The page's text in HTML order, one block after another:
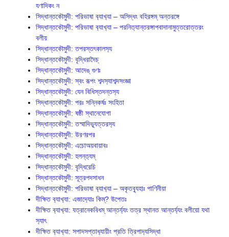
যণাদিকং ন
সিদ্ধান্তক‍ৌমুদী: পরিভাষা ব‍্যাখ‍্যা – অসিদ্ধং বহিরঙ্গম্ অন্তরঙ্গে
সিদ্ধান্তক‍ৌমুদী: পরিভাষা ব‍্যাখ‍্যা – পরনিত‍্যান্তরঙ্গাপবাদানামুত্তরোত্তরং
বলীয়
সিদ্ধান্তকৌমুদী: তপরস্তৎকালস‍্য
সিদ্ধান্তকৌমুদী: বৃদ্ধিরাদৈচ্
সিদ্ধান্তকৌমুদী: আদেঙ্ গুণঃ
সিদ্ধান্তকৌমুদী: স্বং রূপং শব্দস‍্যাশব্দসংজ্ঞা
সিদ্ধান্তকৌমুদী: যেন বিধিস্তদন্তস‍্য
সিদ্ধান্তকৌমুদী: পরঃ সন্নিকর্ষঃ সংহিতা
সিদ্ধান্তকৌমুদী: ষষ্ঠী স্থানেযোগা
সিদ্ধান্তকৌমুদী: তস্মাদিভ‍্যূত্তরস‍্য
সিদ্ধান্তকৌমুদী: উরণরপর
সিদ্ধান্তকৌমুদী: এচোঅয়বায়াবঃ
সিদ্ধান্তকৌমুদী: হলন্ত‍্যম্
সিদ্ধান্তকৌমুদী: বৃদ্ধিরেচি
সিদ্ধান্তকৌমুদী: সূত্রপদসাধন
সিদ্ধান্তক‍ৌমুদী: পরিভাষা ব‍্যাখ‍্যা – অকৃতব‍্যূহাঃ পাণিনীয়া
দীক্ষিত ব‍্যাখ‍্যা: এজাদ‍্যোঃ কিম্? উপেতঃ
দীক্ষিত ব‍্যাখ‍্যা: যত্রানেকবিধম্ আন্তর্য‍্যং তত্র স্থানত আন্তর্য‍্যং বলীয়ো যথা
স‍্যাৎ
দীক্ষিত ব‍্যাখ‍্যা: সপাদসপ্তাধ‍্যায়ীং প্রতি ত্রিপাদ‍্যসিদ্ধা